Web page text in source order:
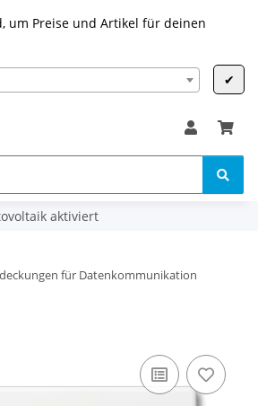
um Preise und Artikel für deinen
✔
(§ 12 Abs. 3 UStG)
aktiviert
für Datenkommunikation